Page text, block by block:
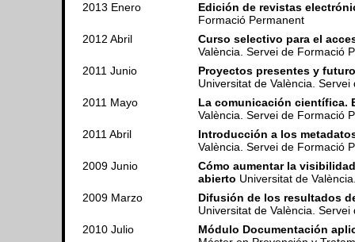
2013 Enero
Edición de revistas
Formació Permanent
2012 Abril
Curso selectivo para el
València. Servei de Formació
2011 Junio
Proyectos presentes y
Universitat de València.
2011 Mayo
La comunicación científica.
València. Servei de Formació
2011 Abril
Introducción a los
València. Servei de Formació
2009 Junio
Cómo aumentar la
abierto Universitat de
2009 Marzo
Difusión de los resultados
Universitat de València.
2010 Julio
Módulo Documentación